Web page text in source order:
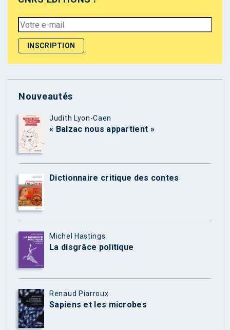
Nouveautés
Judith Lyon-Caen
« Balzac nous appartient »
Dictionnaire critique des contes
Michel Hastings
La disgrâce politique
Renaud Piarroux
Sapiens et les microbes